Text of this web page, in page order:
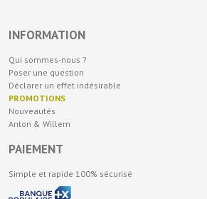
INFORMATION
Qui sommes-nous ?
Poser une question
Déclarer un effet indésirable
PROMOTIONS
Nouveautés
Anton & Willem
PAIEMENT
Simple et rapide 100% sécurisé